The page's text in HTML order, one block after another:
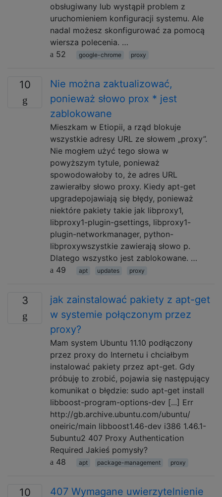
obsługiwany lub wystąpił problem z
uruchomieniem konfiguracji systemu. Ale
nadal możesz skonfigurować za pomocą
wiersza polecenia. …
52
google-chrome proxy
10
Nie można zaktualizować,
ponieważ słowo prox * jest
zablokowane
Mieszkam w Etiopii, a rząd blokuje
wszystkie adresy URL ze słowem „proxy”.
Nie mogłem użyć tego słowa w
powyższym tytule, ponieważ
spowodowałoby to, że adres URL
zawierałby słowo proxy. Kiedy apt-get
upgradepojawiają się błędy, ponieważ
niektóre pakiety takie jak libproxy1,
libproxy1-plugin-gsettings, libproxy1-
plugin-networkmanager, python-
libproxywszystkie zawierają słowo p.
Dlatego wszystko jest zablokowane. …
49
apt updates proxy
3
jak zainstalować pakiety z apt-get
w systemie połączonym przez
proxy?
Mam system Ubuntu 11.10 podłączony
przez proxy do Internetu i chciałbym
instalować pakiety przez apt-get. Gdy
próbuję to zrobić, pojawia się następujący
komunikat o błędzie: sudo apt-get install
libboost-program-options-dev [...] Err
http://gb.archive.ubuntu.com/ubuntu/
oneiric/main libboost1.46-dev i386 1.46.1-
5ubuntu2 407 Proxy Authentication
Required Jakieś pomysły?
48
apt package-management proxy
10
407 Wymagane uwierzytelnienie